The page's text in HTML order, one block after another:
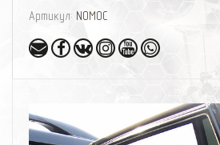
Артикул: NOMOC